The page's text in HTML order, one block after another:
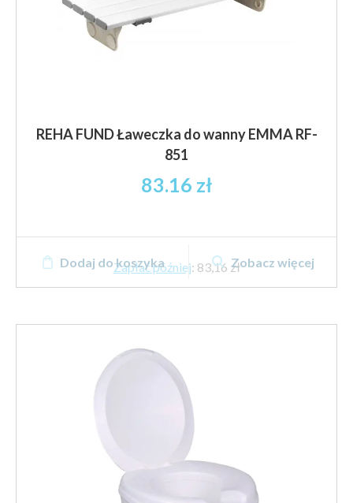
REHA FUND Ławeczka do wanny EMMA RF-
851
83.16 zł
Zapłać później: 83,16 zł
Dodaj do koszyka Zobacz więcej